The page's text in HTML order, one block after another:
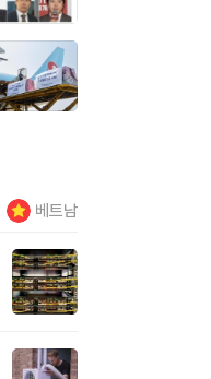
베트남